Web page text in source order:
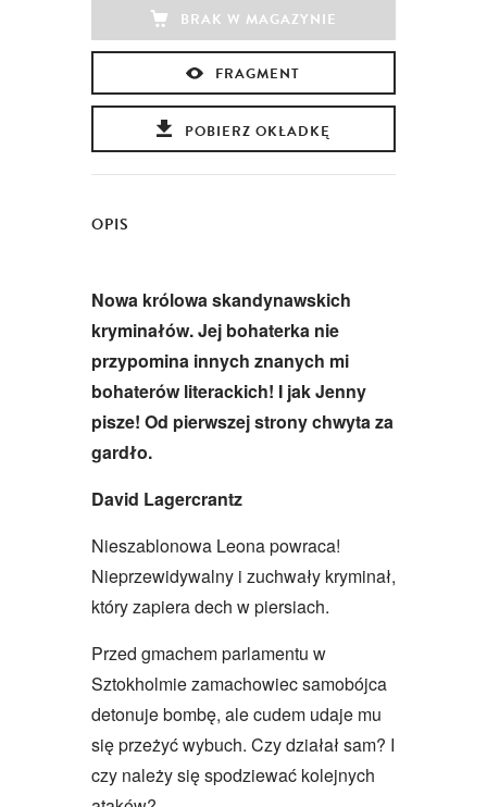
BRAK W MAGAZYNIE
FRAGMENT
POBIERZ OKŁADKĘ
OPIS
Nowa królowa skandynawskich
kryminałów. Jej bohaterka nie
przypomina innych znanych mi
bohaterów literackich! I jak Jenny
pisze! Od pierwszej strony chwyta za
gardło.
David Lagercrantz
Nieszablonowa Leona powraca!
Nieprzewidywalny i zuchwały kryminał,
który zapiera dech w piersiach.
Przed gmachem parlamentu w
Sztokholmie zamachowiec samobójca
detonuje bombę, ale cudem udaje mu
się przeżyć wybuch. Czy działał sam? I
czy należy się spodziewać kolejnych